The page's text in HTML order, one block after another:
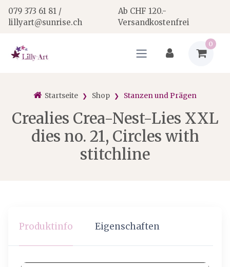
079 373 61 81 /
lillyart@sunrise.ch
Ab CHF 120.-
Versandkostenfrei
0
Startseite Shop Stanzen und Prägen
Crealies Crea-Nest-Lies XXL
dies no. 21, Circles with
stitchline
Produktinfo Eigenschaften